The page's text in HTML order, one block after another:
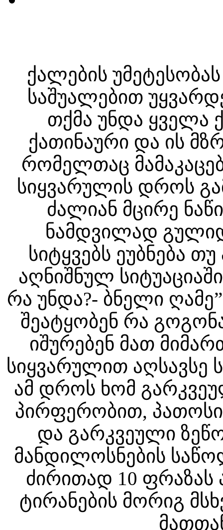
ქალების
საშუალებით
თქმა უნდა ყველა
ქათინაური და ის
რომელთაც
სიყვარულის დროს
ძალიან მცირე
ნამდვილად
სიტყვებს ეუბნება
აღნიშნულ
რა უნდა?- ბნელი
შეატყობენ რა
იშურებენ მათ
სიყვარულით აღსავსე
ამ დროს ხომ
პირფერობით,
და გარკვეული
მანდილოსნების
ძირითად 10
ტირანების მორიგ